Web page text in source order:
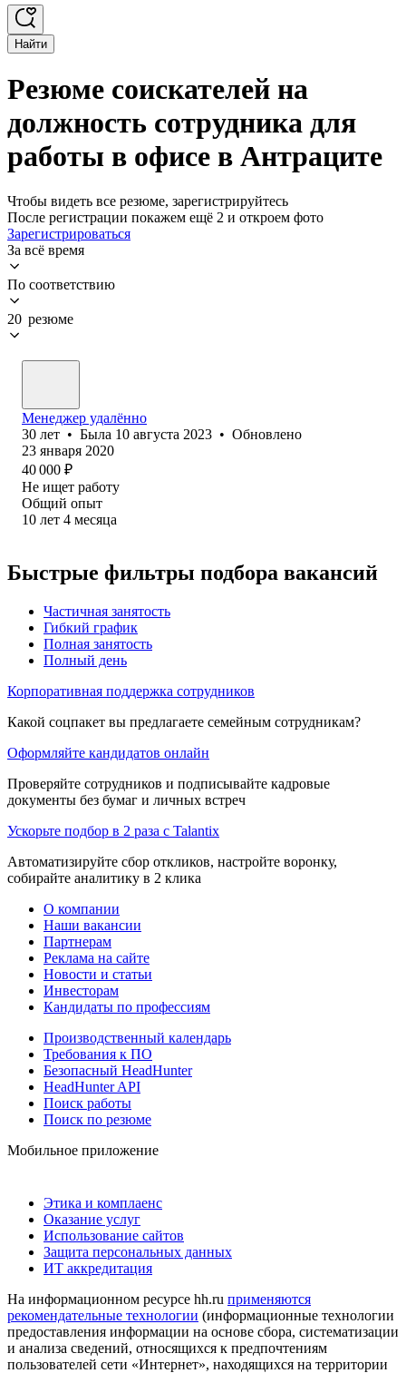
Найти
Резюме соискателей на
должность сотрудника для
работы в офисе в Антраците
Чтобы видеть все резюме, зарегистрируйтесь
После регистрации покажем ещё 2 и откроем фото
Зарегистрироваться
За всё время
По соответствию
20 резюме
Менеджер удалённо
30 лет • Была 10 августа 2023 • Обновлено
23 января 2020
40 000 ₽
Не ищет работу
Общий опыт
10 лет 4 месяца
Быстрые фильтры подбора вакансий
Частичная занятость
Гибкий график
Полная занятость
Полный день
Корпоративная поддержка сотрудников
Какой соцпакет вы предлагаете семейным сотрудникам?
Оформляйте кандидатов онлайн
Проверяйте сотрудников и подписывайте кадровые
документы без бумаг и личных встреч
Ускорьте подбор в 2 раза с Talantix
Автоматизируйте сбор откликов, настройте воронку,
собирайте аналитику в 2 клика
О компании
Наши вакансии
Партнерам
Реклама на сайте
Новости и статьи
Инвесторам
Кандидаты по профессиям
Производственный календарь
Требования к ПО
Безопасный HeadHunter
HeadHunter API
Поиск работы
Поиск по резюме
Мобильное приложение
Этика и комплаенс
Оказание услуг
Использование сайтов
Защита персональных данных
ИТ аккредитация
На информационном ресурсе hh.ru применяются
рекомендательные технологии (информационные технологии
предоставления информации на основе сбора, систематизации
и анализа сведений, относящихся к предпочтениям
пользователей сети «Интернет», находящихся на территории